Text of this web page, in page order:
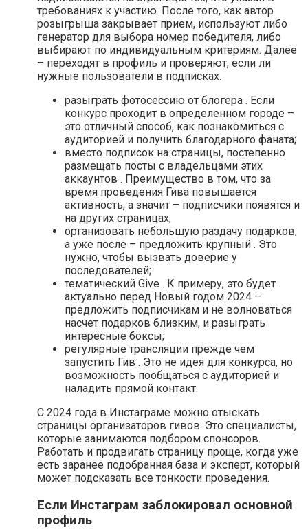
требованиях к участию. После того, как автор
розыгрыша закрывает прием, используют либо
генератор для выбора номер победителя, либо
выбирают по индивидуальным критериям. Далее
– переходят в профиль и проверяют, если ли
нужные пользователи в подписках.
разыграть фотосессию от блогера . Если
конкурс проходит в определенном городе –
это отличный способ, как познакомиться с
аудиторией и получить благодарного фаната;
вместо подписок на страницы, постепенно
размещать посты с владельцами этих
аккаунтов . Преимущество в том, что за
время проведения Гива повышается
активность, а значит – подписчики появятся и
на других страницах;
организовать небольшую раздачу подарков,
а уже после – предложить крупный . Это
нужно, чтобы вызвать доверие у
последователей;
тематический Give . К примеру, это будет
актуально перед Новый годом 2024 –
предложить подписчикам и не волноваться
насчет подарков близким, и разыграть
интересные боксы;
регулярные трансляции прежде чем
запустить Гив . Это не идея для конкурса, но
возможность пообщаться с аудиторией и
наладить прямой контакт.
С 2024 года в Инстаграме можно отыскать
страницы организаторов гивов. Это специалисты,
которые занимаются подбором спонсоров.
Работать и продвигать страницу проще, когда уже
есть заранее подобранная база и эксперт, который
может подсказать все тонкости проведения.
Если Инстаграм заблокировал основной
профиль